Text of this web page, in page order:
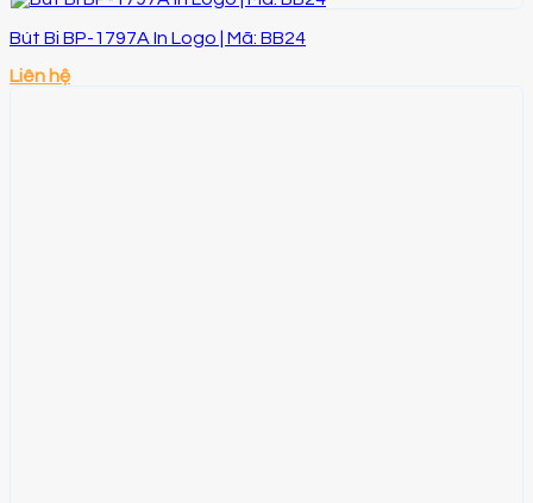
Bút Bi BP-1797A In Logo | Mã: BB24
Liên hệ